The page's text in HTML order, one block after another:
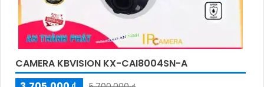
CAMERA KBVISION KX-CAI8004SN-A